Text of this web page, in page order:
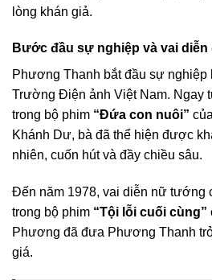
lòng khán giả.
Bước đầu sự nghiệp và vai diễn
Phương Thanh bắt đầu sự nghiệp
Trường Điện ảnh Việt Nam. Ngay
trong bộ phim “Đứa con nuôi”
Khánh Dư, bà đã thể hiện được
nhiên, cuốn hút và đầy chiều sâu.
Đến năm 1978, vai diễn nữ tướng
trong bộ phim “Tội lỗi cuối cùng”
Phương đã đưa Phương Thanh
giá.